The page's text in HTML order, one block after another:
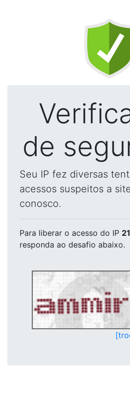
de
Seu IP fez diversas
acessos suspeitos a
conosco.
Para liberar o acesso do IP
responda ao desafio abaixo.